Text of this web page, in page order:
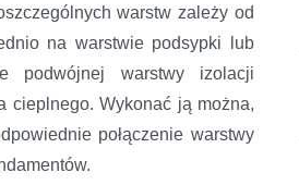
warstw zależy od
na warstwie podsypki lub
podwójnej warstwy izolacji
cieplnego. Wykonać ją można,
połączenie warstwy